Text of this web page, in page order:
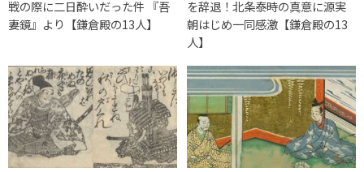
戦の際に二日酔いだった件 『吾
妻鏡』より【鎌倉殿の13人】
を辞退！北条泰時の真意に源実
朝はじめ一同感激【鎌倉殿の13
人】